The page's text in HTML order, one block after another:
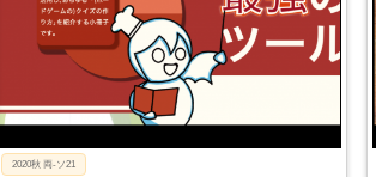
2020秋 両-ソ21